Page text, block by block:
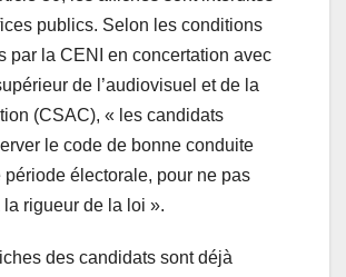
publics. Selon les conditions
par la CENI en concertation avec
de l’audiovisuel et de la
(CSAC), « les candidats
le code de bonne conduite
période électorale, pour ne pas
la rigueur de la loi ».
des candidats sont déjà